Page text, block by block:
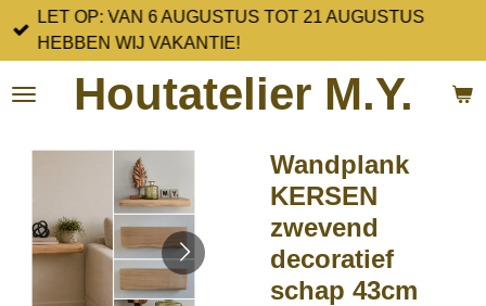
Ga
direct
de
Houtatelier M.Y.
LET OP: VAN 6 AUGUSTUS TOT 21 AUGUSTUS
HEBBEN WIJ VAKANTIE!
Wandplank
KERSEN
zwevend
decoratief
schap 43cm